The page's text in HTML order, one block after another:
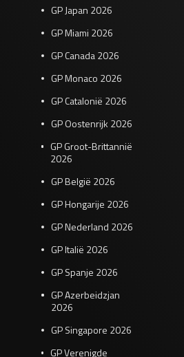
GP Japan 2026
GP Miami 2026
GP Canada 2026
GP Monaco 2026
GP Catalonië 2026
GP Oostenrijk 2026
GP Groot-Brittannië
2026
GP België 2026
GP Hongarije 2026
GP Nederland 2026
GP Italië 2026
GP Spanje 2026
GP Azerbeidzjan
2026
GP Singapore 2026
GP Verenigde